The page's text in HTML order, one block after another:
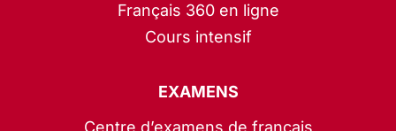
Français 360 en ligne
Cours intensif
EXAMENS
Centre d’examens de français